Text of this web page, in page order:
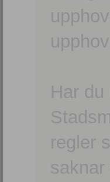
Har
regler